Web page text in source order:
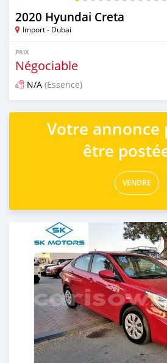
2020 Hyundai Creta
Import - Dubai
PRIX
Négociable
N/A (Essence)
Publié il y a presque 6 ans
Votre annonce
être
VENDRE